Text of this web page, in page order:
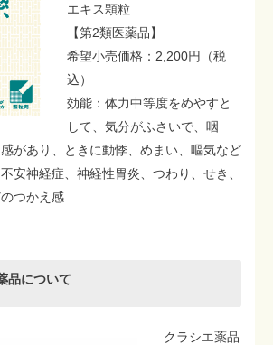
エキス顆粒
【第2類医薬品】
希望小売価格：2,200円（税
込）
効能：体力中等度をめやすと
して、気分がふさいで、咽
があり、ときに動悸、めまい、嘔気など
安神経症、神経性胃炎、つわり、せき、
つかえ感
品について
クラシエ薬品